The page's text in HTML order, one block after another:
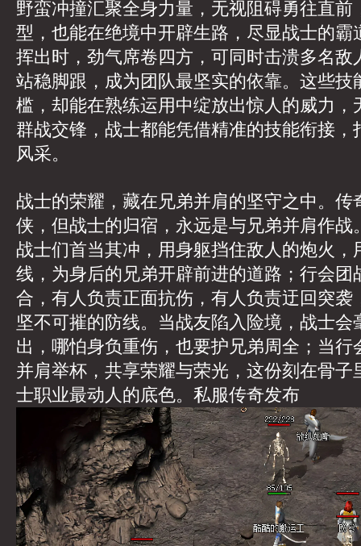
野蛮冲撞汇聚全身力量，无视阻碍勇往直前
型，也能在绝境中开辟生路，尽显战士的霸
挥出时，劲气席卷四方，可同时击溃多名敌
站稳脚跟，成为团队最坚实的依靠。这些技
槛，却能在熟练运用中绽放出惊人的威力，
群战交锋，战士都能凭借精准的技能衔接，
风采。
战士的荣耀，藏在兄弟并肩的坚守之中。传
侠，但战士的归宿，永远是与兄弟并肩作战
战士们首当其冲，用身躯挡住敌人的炮火，
线，为身后的兄弟开辟前进的道路；行会团
合，有人负责正面抗伤，有人负责迂回突袭
坚不可摧的防线。当战友陷入险境，战士会
出，哪怕身负重伤，也要护兄弟周全；当行
并肩举杯，共享荣耀与荣光，这份刻在骨子
士职业最动人的底色。 私服传奇发布